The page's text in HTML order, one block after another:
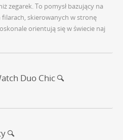
zegarek. To pomysł bazujący na
filarach, skierowanych w stronę
orientują się w świecie naj
Duo Chic